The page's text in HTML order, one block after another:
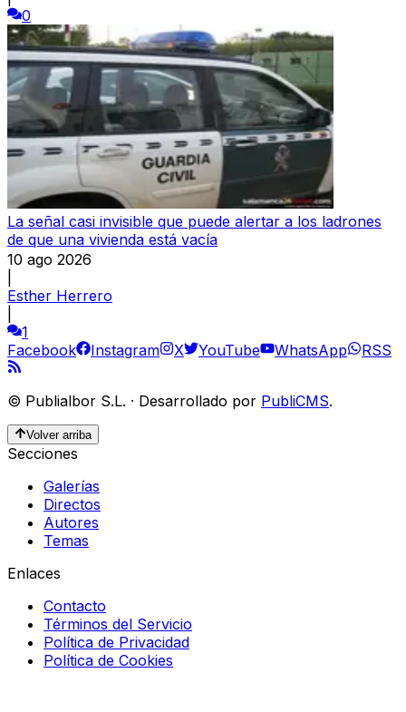
0
La señal casi invisible que puede alertar a los ladrones
de que una vivienda está vacía
10 ago 2026
Esther Herrero
1
Facebook
Instagram X YouTube WhatsApp RSS
© Publialbor S.L. · Desarrollado por PubliCMS.
Volver arriba
Secciones
Galerías
Directos
Autores
Temas
Enlaces
Contacto
Términos del Servicio
Política de Privacidad
Política de Cookies